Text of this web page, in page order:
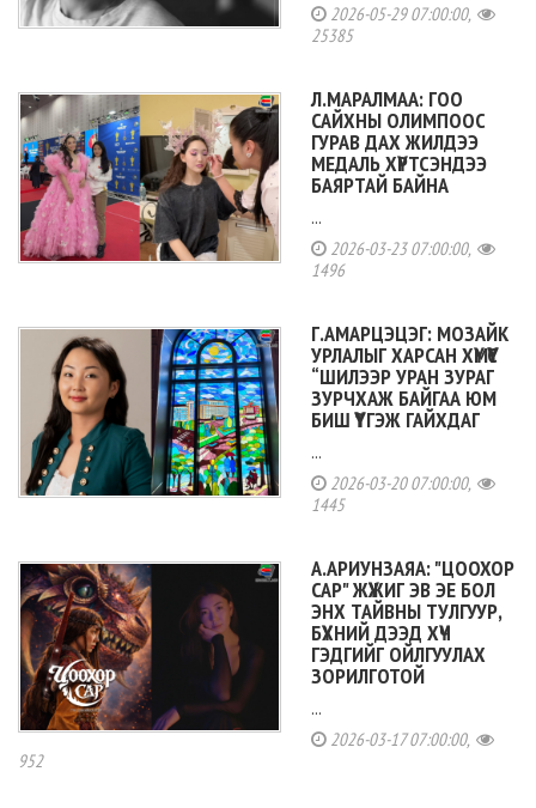
2026-05-29 07:00:00,
25385
Л.МАРАЛМАА: ГОО
САЙХНЫ ОЛИМПООС
ГУРАВ ДАХ ЖИЛДЭЭ
МЕДАЛЬ ХҮРТСЭНДЭЭ
БАЯРТАЙ БАЙНА
...
2026-03-23 07:00:00,
1496
Г.АМАРЦЭЦЭГ: МОЗАЙК
УРЛАЛЫГ ХАРСАН ХҮМҮҮС
“ШИЛЭЭР УРАН ЗУРАГ
ЗУРЧХАЖ БАЙГАА ЮМ
БИШ ҮҮ” ГЭЖ ГАЙХДАГ
...
2026-03-20 07:00:00,
1445
А.АРИУНЗАЯА: "ЦООХОР
САР" ЖҮЖИГ ЭВ ЭЕ БОЛ
ЭНХ ТАЙВНЫ ТУЛГУУР,
БҮХНИЙ ДЭЭД ХҮЧ
ГЭДГИЙГ ОЙЛГУУЛАХ
ЗОРИЛГОТОЙ
...
2026-03-17 07:00:00,
952